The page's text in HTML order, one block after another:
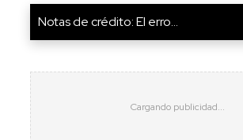
Notas de crédito: El erro...